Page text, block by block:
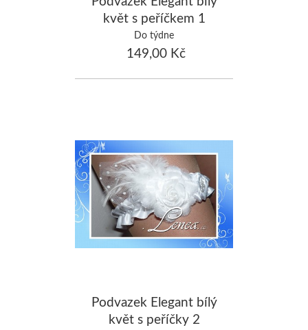
květ s peříčkem 1
Do týdne
149,00 Kč
Podvazek Elegant bílý
květ s peříčky 2